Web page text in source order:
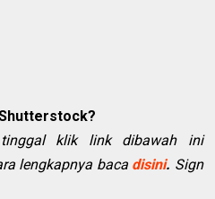
klik link dibawah ini
lengkapnya baca disini. Sign